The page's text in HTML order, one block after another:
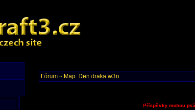
Fórum ~ Map: Den draka.w3n
Příspěvky mohou